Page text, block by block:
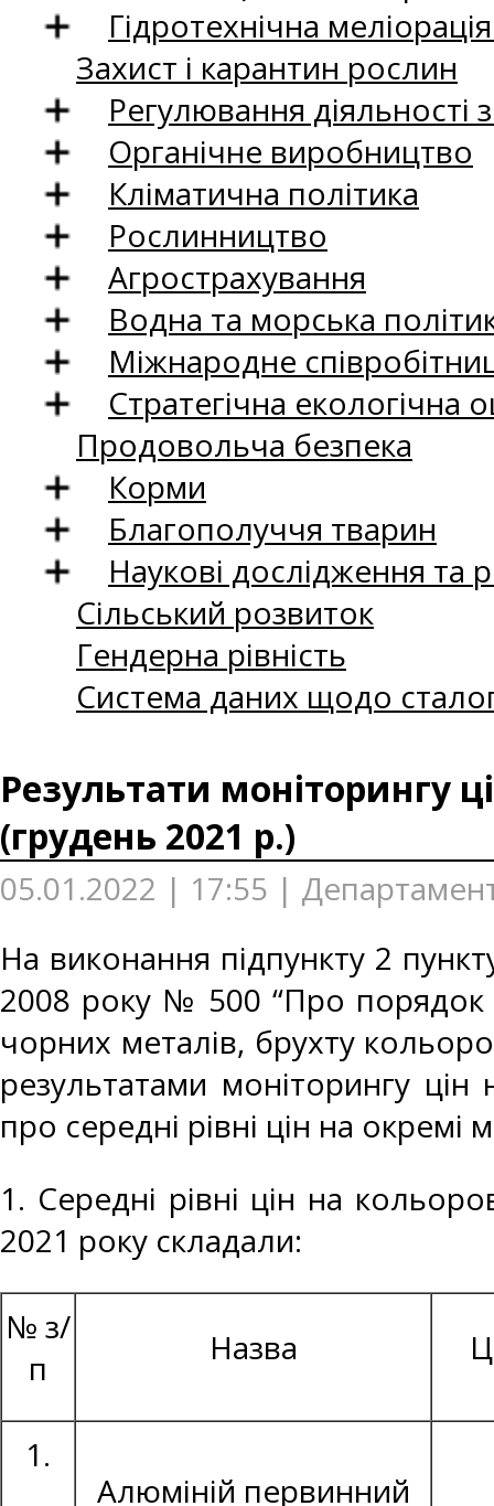
Гідротехнічна
Захист і карантин рослин
Регулювання
Органічне виробництво
Кліматична політика
Рослинництво
Агрострахування
Водна та морська
Міжнародне
Стратегічна екологічна
Продовольча безпека
Корми
Благополуччя тварин
Наукові дослідження та
Сільський розвиток
Гендерна рівність
Система даних щодо
Результати моніторингу
(грудень 2021 р.)
05.01.2022 | 17:55 |
На виконання підпункту 2
2008 року № 500 “Про порядок
чорних металів, брухту
результатами моніторингу
про середні рівні цін на окремі
1. Середні рівні цін на
2021 року складали:
№ з/
п
Назва
1.
Алюміній первинний